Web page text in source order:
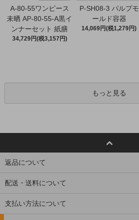
A-80-55ワンピース
未晒 AP-80-55-A黒イ
ンナーセット 紙膳
34,729円(税3,157円)
P-SH08-3 パルプモ
ールド容器
14,069円(税1,279円)
もっと見る
返品について
配送・送料について
支払い方法について